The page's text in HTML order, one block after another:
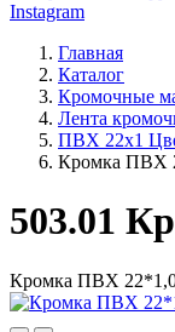
Instagram
Главная
Каталог
Кромочные
Лента
ПВХ 22x1
Кромка ПВХ
503.01
Кромка ПВХ